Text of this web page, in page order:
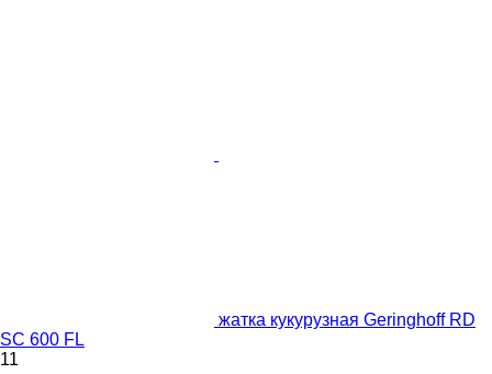
жатка кукурузная Geringhoff RD
SC 600 FL
11